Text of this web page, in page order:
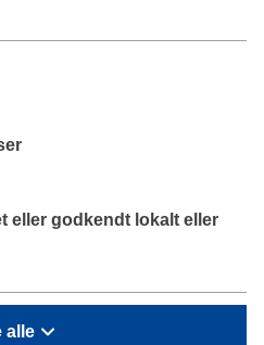
alle